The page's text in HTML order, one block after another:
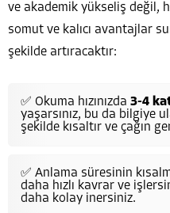
ve akademik yükseliş değil,
somut ve kalıcı avantajlar
şekilde artıracaktır:
✅ Okuma hızınızda 3-4
yaşarsınız, bu da bilgiye
şekilde kısaltır ve çağın
✅ Anlama süresinin
daha hızlı kavrar ve
daha kolay inersiniz.